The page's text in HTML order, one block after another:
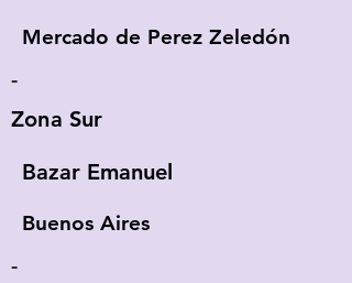
Mercado de Perez Zeledón
-
Zona Sur
Bazar Emanuel
Buenos Aires
-